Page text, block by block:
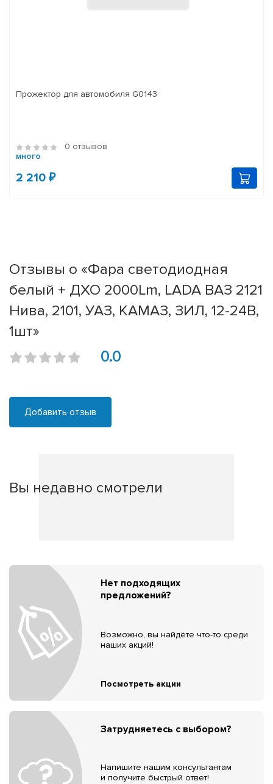
Прожектор для автомобиля G0143
0 отзывов
много
2 210 ₽
Отзывы о «Фара светодиодная
белый + ДХО 2000Lm, LADA ВАЗ 2121
Нива, 2101, УАЗ, КАМАЗ, ЗИЛ, 12-24В,
1шт»
0.0
Добавить отзыв
Вы недавно смотрели
Нет подходящих
предложений?
Возможно, вы найдёте что-то среди
наших акций!
Посмотреть акции
Затрудняетесь с выбором?
Напишите нашим консультантам
и получите быстрый ответ!